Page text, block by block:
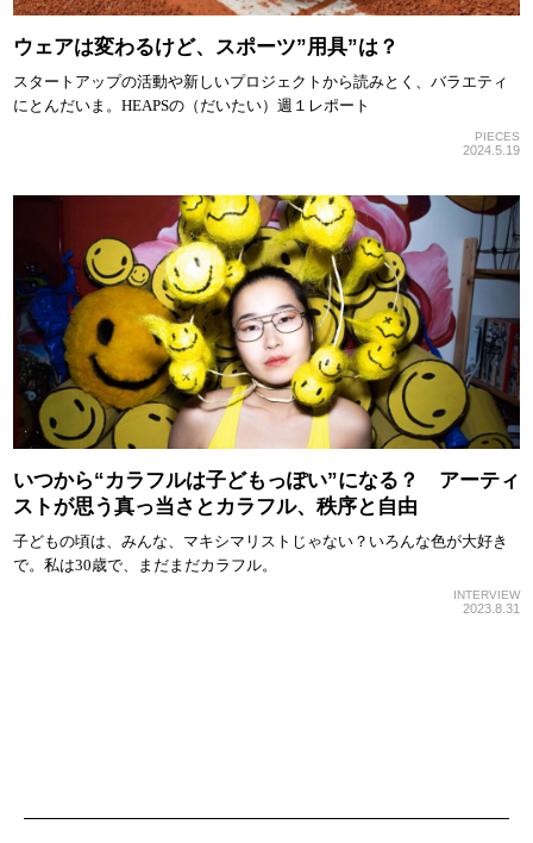
ウェアは変わるけど、スポーツ”用具”は？
スタートアップの活動や新しいプロジェクトから読みとく、バラエティ
にとんだいま。HEAPSの（だいたい）週１レポート
PIECES
2024.5.19
いつから“カラフルは子どもっぽい”になる？ アーティ
ストが思う真っ当さとカラフル、秩序と自由
子どもの頃は、みんな、マキシマリストじゃない？いろんな色が大好き
で。私は30歳で、まだまだカラフル。
INTERVIEW
2023.8.31